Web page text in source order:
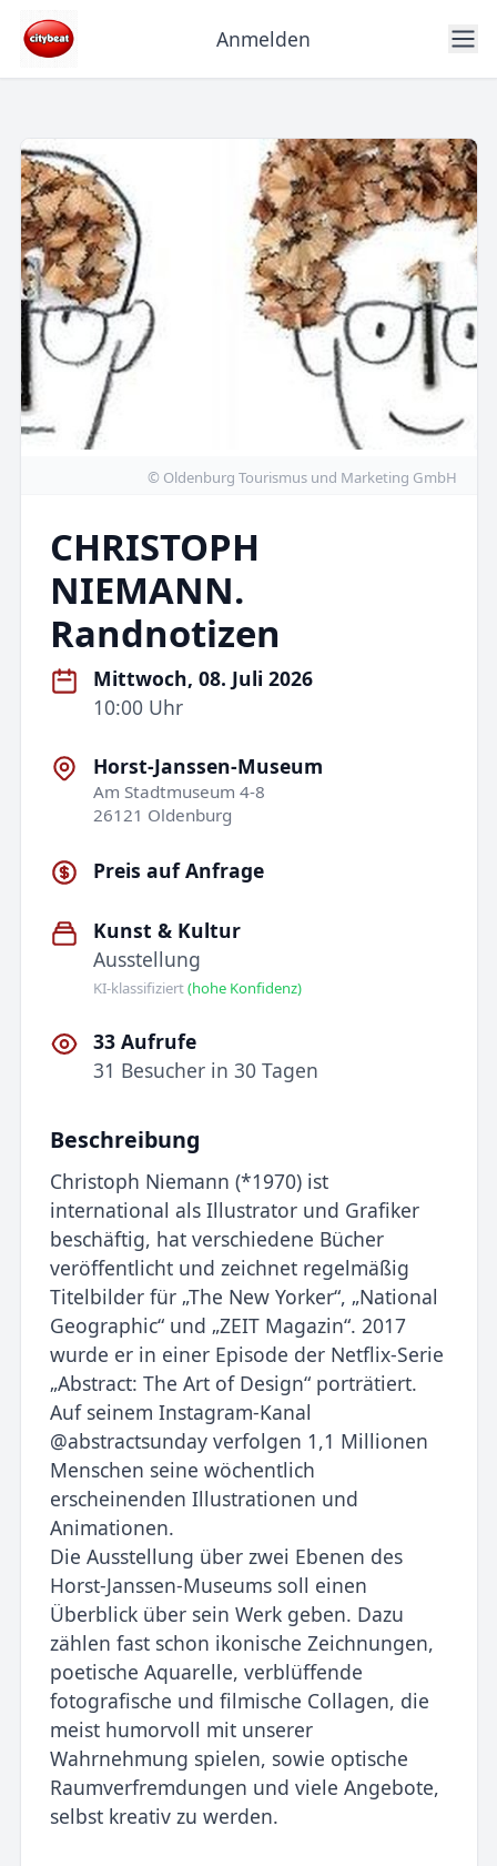
Anmelden
© Oldenburg Tourismus und Marketing GmbH
CHRISTOPH
NIEMANN.
Randnotizen
Mittwoch, 08. Juli 2026
10:00 Uhr
Horst-Janssen-Museum
Am Stadtmuseum 4-8
26121 Oldenburg
Preis auf Anfrage
Kunst & Kultur
Ausstellung
KI-klassifiziert(hohe Konfidenz)
33 Aufrufe
31 Besucher in 30 Tagen
Beschreibung
Christoph Niemann (*1970) ist
international als Illustrator und Grafiker
beschäftig, hat verschiedene Bücher
veröffentlicht und zeichnet regelmäßig
Titelbilder für „The New Yorker“, „National
Geographic“ und „ZEIT Magazin“. 2017
wurde er in einer Episode der Netflix-Serie
„Abstract: The Art of Design“ porträtiert.
Auf seinem Instagram-Kanal
@abstractsunday verfolgen 1,1 Millionen
Menschen seine wöchentlich
erscheinenden Illustrationen und
Animationen.
Die Ausstellung über zwei Ebenen des
Horst-Janssen-Museums soll einen
Überblick über sein Werk geben. Dazu
zählen fast schon ikonische Zeichnungen,
poetische Aquarelle, verblüffende
fotografische und filmische Collagen, die
meist humorvoll mit unserer
Wahrnehmung spielen, sowie optische
Raumverfremdungen und viele Angebote,
selbst kreativ zu werden.